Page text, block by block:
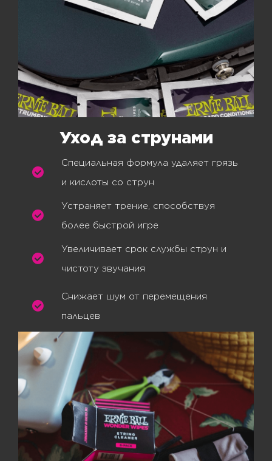
Уход за струнами
Специальная формула удаляет грязь
и кислоты со струн
Устраняет трение, способствуя
более быстрой игре
Увеличивает срок службы струн и
чистоту звучания
Снижает шум от перемещения
пальцев